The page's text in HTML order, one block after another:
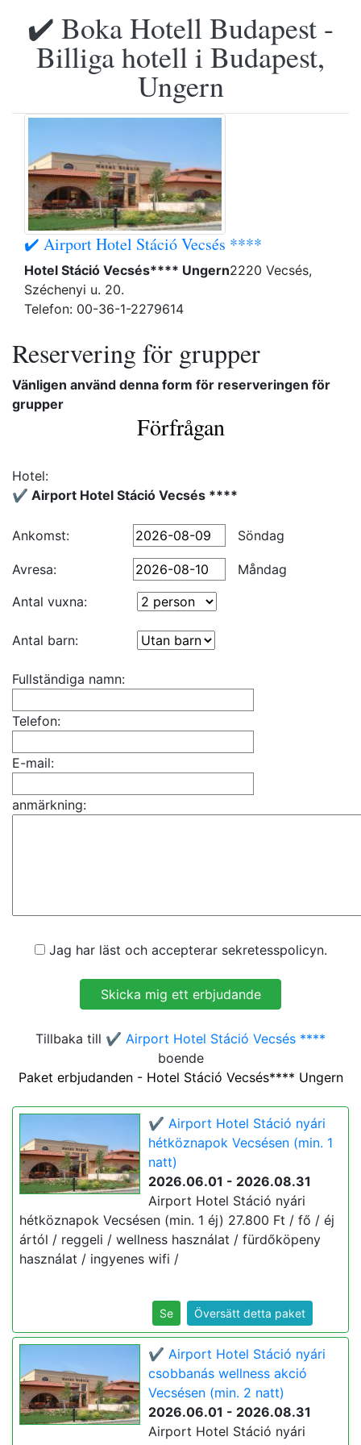
✔️ Boka Hotell Budapest -
Billiga hotell i Budapest,
Ungern
✔️ Airport Hotel Stáció Vecsés ****
Hotel Stáció Vecsés**** Ungern2220 Vecsés,
Széchenyi u. 20.
Telefon: 00-36-1-2279614
Reservering för grupper
Vänligen använd denna form för reserveringen för
grupper
Förfrågan
Hotel:
✔️ Airport Hotel Stáció Vecsés ****
Ankomst: Söndag
Avresa:
Måndag
Antal vuxna:
Antal barn:
Fullständiga namn:
Telefon:
E-mail:
anmärkning:
Jag har läst och accepterar sekretesspolicyn.
Tillbaka till ✔️ Airport Hotel Stáció Vecsés ****
boende
Paket erbjudanden - Hotel Stáció Vecsés**** Ungern
✔️ Airport Hotel Stáció nyári
hétköznapok Vecsésen (min. 1
natt)
2026.06.01 - 2026.08.31
Airport Hotel Stáció nyári
hétköznapok Vecsésen (min. 1 éj) 27.800 Ft / fő / éj
ártól / reggeli / wellness használat / fürdőköpeny
használat / ingyenes wifi /
Se Översätt detta paket
✔️ Airport Hotel Stáció nyári
csobbanás wellness akció
Vecsésen (min. 2 natt)
2026.06.01 - 2026.08.31
Airport Hotel Stáció nyári